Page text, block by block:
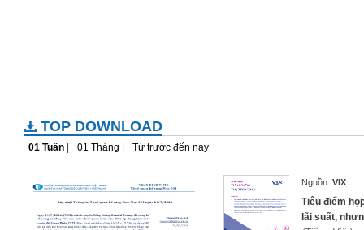
TOP DOWNLOAD
01 Tuần 01 Tháng Từ trước đến nay
Nguồn: VIX
Tiêu điểm
lãi suất,